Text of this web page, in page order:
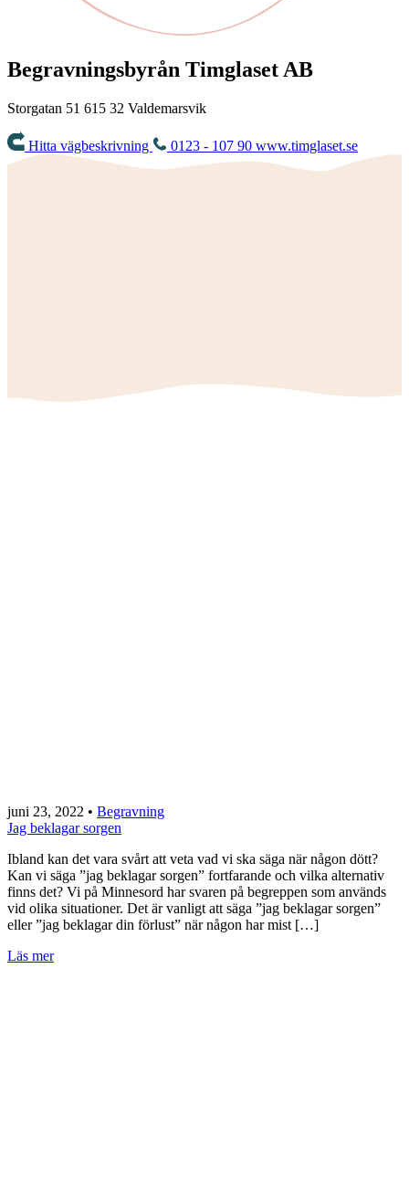
Begravningsbyrån Timglaset AB
Storgatan 51 615 32 Valdemarsvik
Hitta vägbeskrivning 0123 - 107 90 www.timglaset.se
juni 23, 2022 • Begravning
Jag beklagar sorgen
Ibland kan det vara svårt att veta vad vi ska säga när någon dött?
Kan vi säga ”jag beklagar sorgen” fortfarande och vilka alternativ
finns det? Vi på Minnesord har svaren på begreppen som används
vid olika situationer. Det är vanligt att säga ”jag beklagar sorgen”
eller ”jag beklagar din förlust” när någon har mist […]
Läs mer